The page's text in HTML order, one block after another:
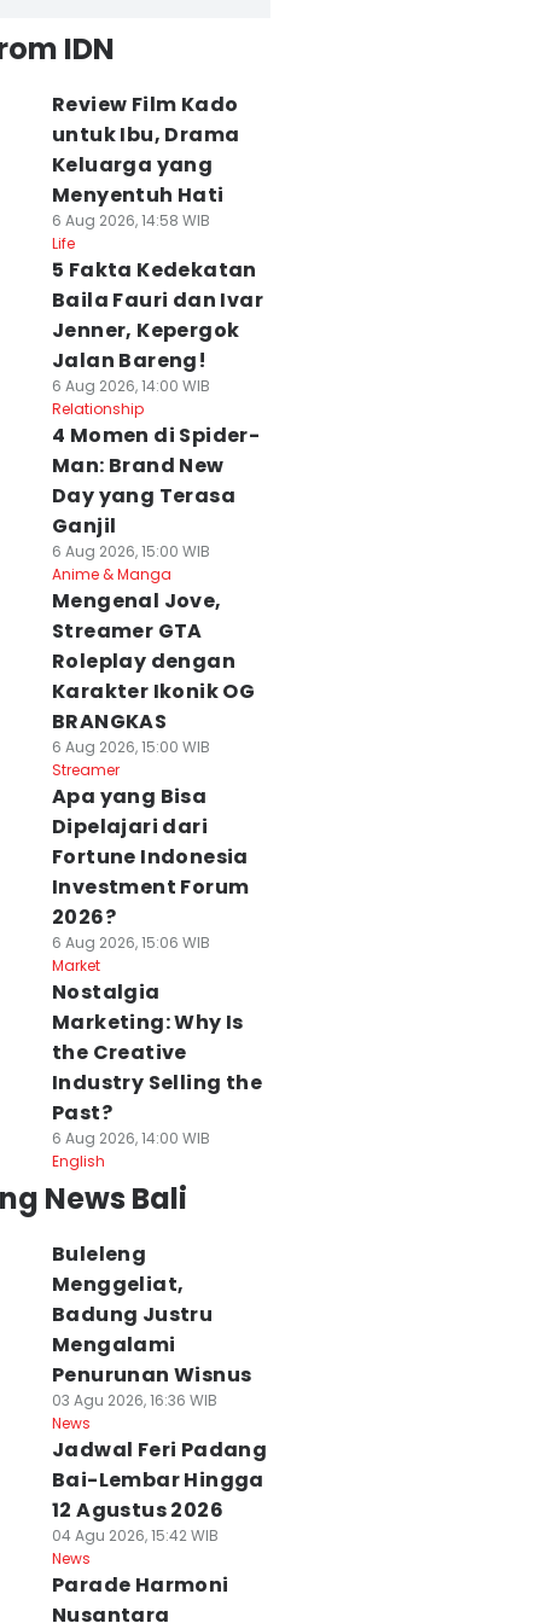
IDN
Review Film Kado
untuk Ibu, Drama
Keluarga yang
Menyentuh Hati
6 Aug 2026, 14:58 WIB
Life
5 Fakta Kedekatan
Baila Fauri dan Ivar
Jenner, Kepergok
Jalan Bareng!
6 Aug 2026, 14:00 WIB
Relationship
4 Momen di Spider-
Man: Brand New
Day yang Terasa
Ganjil
6 Aug 2026, 15:00 WIB
Anime & Manga
Mengenal Jove,
Streamer GTA
Roleplay dengan
Karakter Ikonik OG
BRANGKAS
6 Aug 2026, 15:00 WIB
Streamer
Apa yang Bisa
Dipelajari dari
Fortune Indonesia
Investment Forum
2026?
6 Aug 2026, 15:06 WIB
Market
Nostalgia
Marketing: Why Is
the Creative
Industry Selling the
Past?
6 Aug 2026, 14:00 WIB
English
News Bali
Buleleng
Menggeliat,
Badung Justru
Mengalami
Penurunan Wisnus
03 Agu 2026, 16:36 WIB
News
Jadwal Feri Padang
Bai-Lembar Hingga
12 Agustus 2026
04 Agu 2026, 15:42 WIB
News
Parade Harmoni
Nusantara